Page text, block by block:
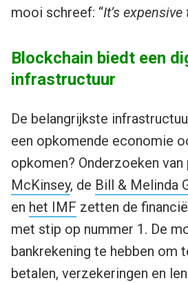
mooi schreef: “It’s
Blockchain biedt een
infrastructuur
De belangrijkste
een opkomende economie
opkomen? Onderzoeken van
McKinsey, de Bill & Melinda
en het IMF zetten de
met stip op nummer 1. De
bankrekening te hebben om
betalen, verzekeringen en